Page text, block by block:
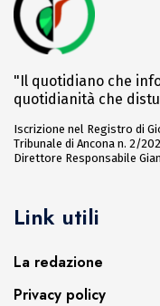
"Il quotidiano che
quotidianità che
Iscrizione nel Registro di
Tribunale di Ancona n. 2/
Direttore Responsabile
Link utili
La redazione
Privacy policy